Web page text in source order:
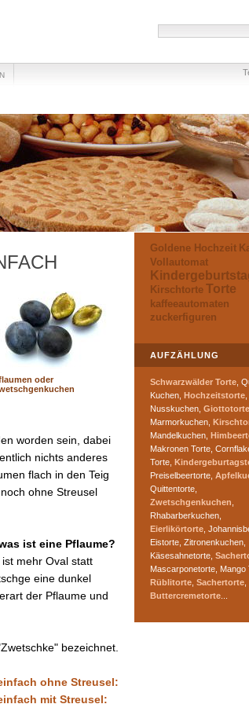
oder
worden sein, dabei
nichts anderes
flach in den Teig
ohne Streusel
ist eine Pflaume?
mehr Oval statt
eine dunkel
der Pflaume und
bezeichnet.
ohne Streusel:
mit Streusel:
Goldene Hochzeit
Vollautomat
Kirschtorte Torte
kaffeeautomaten
zuckerfiguren
AUFZÄHLUNG
Schwarzwälder Torte ,
Kuchen, Hochzeitstorte
Nusskuchen, Giottotorte
Marmorkuchen,
Mandelkuchen,
Makronen Torte,
Torte,
Preiselbeertorte,
Quittentorte,
Zwetschgenkuchen
Rhabarberkuchen,
Eierlikörtorte ,
Eistorte, Zitronenkuchen,
Käsesahnetorte,
Mascarponetorte, Mango
Rüblitorte Sachertorte
Buttercremetorte